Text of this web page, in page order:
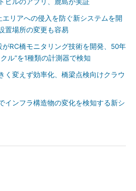
エリアへの侵入を防ぐ新システムを開
置場所の変更も容易
がRC橋モニタリング技術を開発、50年
ル”を1種類の計測器で検知
く変えず効率化、橋梁点検向けクラウ
インフラ構造物の変化を検知する新シ